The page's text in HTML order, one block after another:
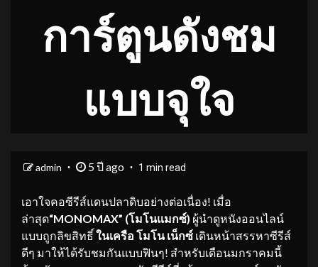
การ์ตูนดังชม
แบบจุใจ
admin 5 ปี ago 1 min read
เอาใจคอซีรีส์แดนปลาดิบอย่างต่อเนื่อง! เมื่อ
ล่าสุด“MONOMAX” (โมโนแมกซ์) ผู้นำดูหนังออนไลน์
แบบถูกลิขสิทธิ์ในเครือ โมโน เน็กซ์ เดินหน้าสรรหาซีรีส์
ดีๆ มาให้ได้รับชมกันแบบฟินๆ! สำหรับเดือนมกราคมนี้